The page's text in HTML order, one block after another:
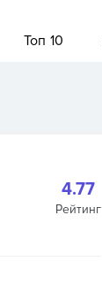
Топ 10
4.77
Рейтинг